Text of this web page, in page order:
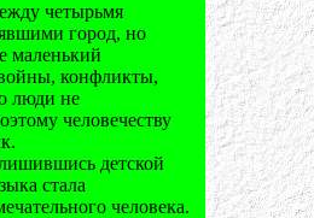
четырьмя
город, но
маленький
конфликты,
люди не
человечеству
детской
стала
человека.